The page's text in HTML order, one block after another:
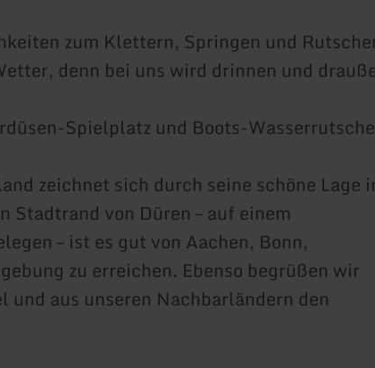
zum Klettern, Springen und
denn bei uns wird drinnen und
Spielplatz und Boots-Wasserrutsche
zeichnet sich durch seine schöne Lage
Stadtrand von Düren – auf einem
– ist es gut von Aachen, Bonn,
zu erreichen. Ebenso begrüßen wir
und aus unseren Nachbarländern den